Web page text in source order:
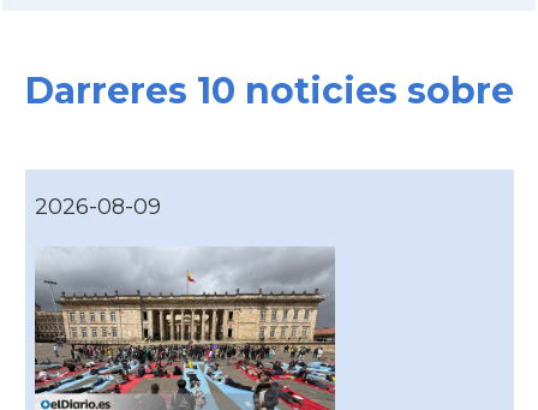
Darreres 10 noticies sobre
2026-08-09